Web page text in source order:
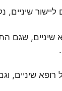
שיניים,
שיניים, שגם
רופא שיניים,